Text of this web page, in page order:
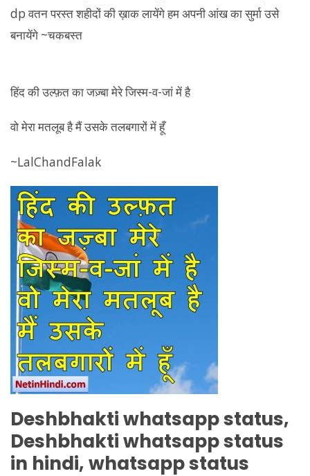
हिंद की उल्फ़त का जज़्बा मेरे जिस्म-व-जां में है
वो मेरा मतलूब है मैं उसके तलबगारों में हूँ
~LalChandFalak
Deshbhaktiwhatsapp status,
Deshbhaktiwhatsapp status
in hindi, whatsapp status